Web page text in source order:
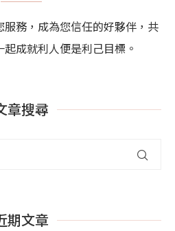
務，成為您信任的好夥伴，共
成就利人便是利己目標。
章搜尋
期文章